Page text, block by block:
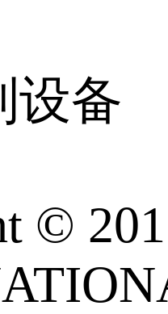
设备
©